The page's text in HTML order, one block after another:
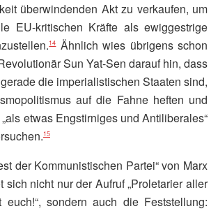
überwindenden Akt zu verkaufen, um
EU-kritischen Kräfte als ewiggestrige
14Ähnlich wies übrigens schon
Sun Yat-Sen darauf hin, dass
die imperialistischen Staaten sind,
auf die Fahne heften und
etwas Engstirniges und Antiliberales“
15
der Kommunistischen Partei“ von Marx
sich nicht nur der Aufruf „Proletarier aller
euch!“, sondern auch die Feststellung: